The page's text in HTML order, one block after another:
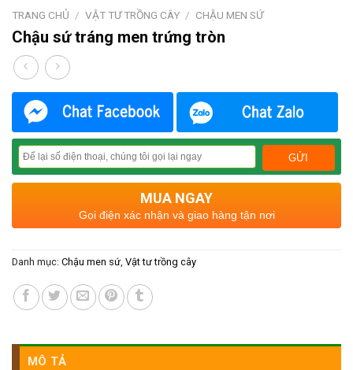
TRANG CHỦ / VẬT TƯ TRỒNG CÂY / CHẬU MEN SỨ
Chậu sứ tráng men trứng tròn
MUA NGAY
Gọi điện xác nhận và giao hàng tận nơi
Danh mục: Chậu men sứ, Vật tư trồng cây
MÔ TẢ